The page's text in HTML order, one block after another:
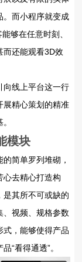
。而小程序就变成
够在任意时刻、
而还能观看3D效
向线上平台这一行
展精心策划的精准
模块
简单罗列堆砌，
心去精心打造构
是其所不可或缺的
、视频、规格参数
式，能够使得产品
“看得通透”。